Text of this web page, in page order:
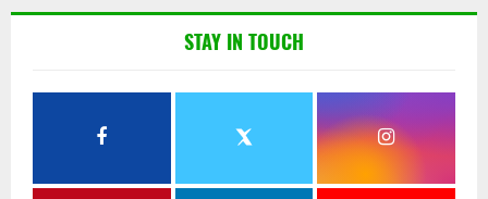
STAY IN TOUCH